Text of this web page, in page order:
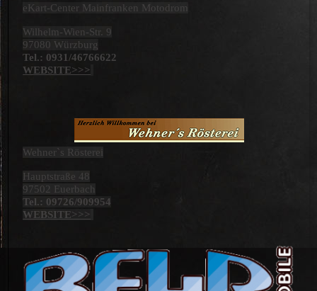
eKart-Center Mainfranken Motodrom
Wilhelm-Wien-Str. 9
97080 Würzburg
Tel.: 0931/46766622
WEBSITE>>>
Wehner`s Rösterei
Hauptstraße 48
97502 Euerbach
Tel.: 09726/909954
WEBSITE>>>